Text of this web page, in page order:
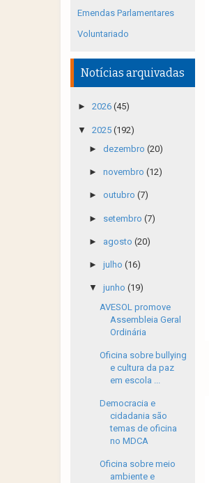
Emendas Parlamentares
Voluntariado
Notícias arquivadas
► 2026 (45)
▼ 2025 (192)
► dezembro (20)
► novembro (12)
► outubro (7)
► setembro (7)
► agosto (20)
► julho (16)
▼ junho (19)
AVESOL promove
Assembleia Geral
Ordinária
Oficina sobre bullying
e cultura da paz
em escola ...
Democracia e
cidadania são
temas de oficina
no MDCA
Oficina sobre meio
ambiente e